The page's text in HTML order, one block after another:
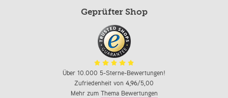
Geprüfter Shop
Über 10.000 5-Sterne-Bewertungen!
Zufriedenheit von 4,96/5,00
Mehr zum Thema Bewertungen